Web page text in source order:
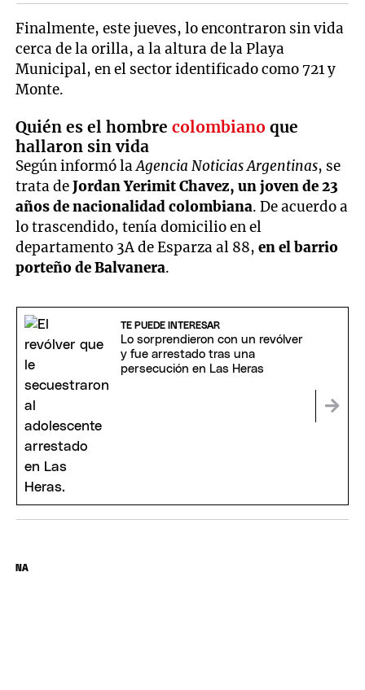
Finalmente, este jueves, lo encontraron sin vida
cerca de la orilla, a la altura de la Playa
Municipal, en el sector identificado como 721 y
Monte.
Quién es el hombrecolombiano que
hallaron sin vida
Según informó laAgencia Noticias Argentinas, se
trata deJordan Yerimit Chavez, un joven de 23
años de nacionalidad colombiana. De acuerdo a
lo trascendido, tenía domicilio en el
departamento 3A de Esparza al 88,en el barrio
porteño de Balvanera.
TE PUEDE INTERESAR
Lo sorprendieron con un revólver
y fue arrestado tras una
persecución en Las Heras
NA